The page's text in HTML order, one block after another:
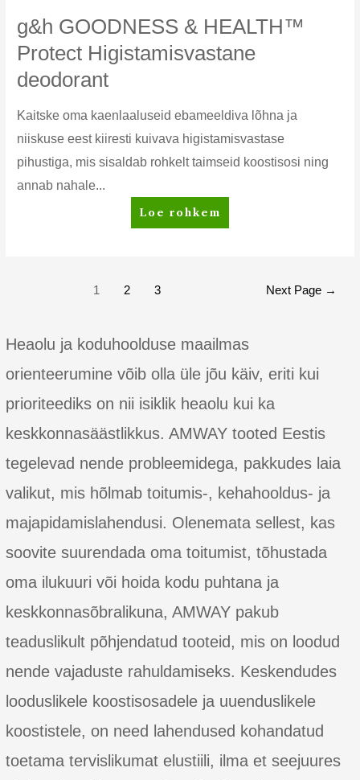
g&h GOODNESS & HEALTH™
Protect Higistamisvastane
deodorant
Kaitske oma kaenlaaluseid ebameeldiva lõhna ja
niiskuse eest kiiresti kuivava higistamisvastase
pihustiga, mis sisaldab rohkelt taimseid koostisosi ning
annab nahale...
g&h
GOODNESS
Protect
Loe rohkem
1 2 3 Next Page →
Heaolu ja koduhoolduse maailmas
orienteerumine võib olla üle jõu käiv, eriti kui
prioriteediks on nii isiklik heaolu kui ka
keskkonnasäästlikkus. AMWAY tooted Eestis
tegelevad nende probleemidega, pakkudes laia
valikut, mis hõlmab toitumis-, kehahooldus- ja
majapidamislahendusi. Olenemata sellest, kas
soovite suurendada oma toitumist, tõhustada
oma ilukuuri või hoida kodu puhtana ja
keskkonnasõbralikuna, AMWAY pakub
teaduslikult põhjendatud tooteid, mis on loodud
nende vajaduste rahuldamiseks. Keskendudes
looduslikele koostisosadele ja uuenduslikele
koostistele, on need lahendused kohandatud
toetama tervislikumat elustiili, ilma et seejuures